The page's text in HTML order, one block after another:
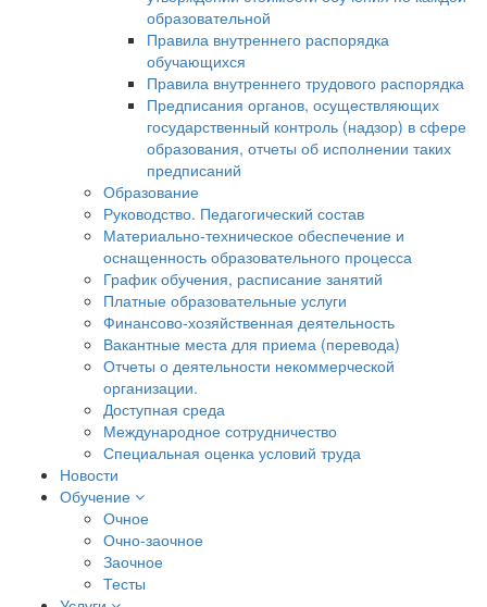
образовательной
Правила внутреннего распорядка
обучающихся
Правила внутреннего трудового распорядка
Предписания органов, осуществляющих
государственный контроль (надзор) в сфере
образования, отчеты об исполнении таких
предписаний
Образование
Руководство. Педагогический состав
Материально-техническое обеспечение и
оснащенность образовательного процесса
График обучения, расписание занятий
Платные образовательные услуги
Финансово-хозяйственная деятельность
Вакантные места для приема (перевода)
Отчеты о деятельности некоммерческой
организации.
Доступная среда
Международное сотрудничество
Специальная оценка условий труда
Новости
Обучение
Очное
Очно-заочное
Заочное
Тесты